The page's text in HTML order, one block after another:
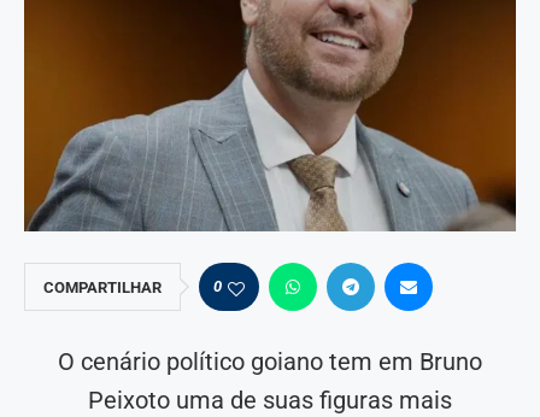
COMPARTILHAR 0
O cenário político goiano tem em Bruno
Peixoto uma de suas figuras mais